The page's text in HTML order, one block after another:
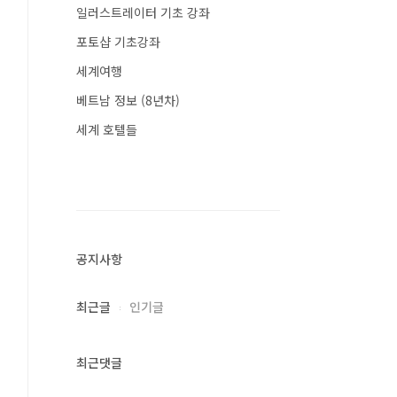
일러스트레이터 기초 강좌
포토샵 기초강좌
세계여행
베트남 정보 (8년차)
세계 호텔들
공지사항
최근글 인기글
최근댓글